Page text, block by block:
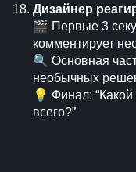
Дизайнер
🎬 Первые 3
комментирует
🔍 Основная
необычных
💡 Финал:
всего?”